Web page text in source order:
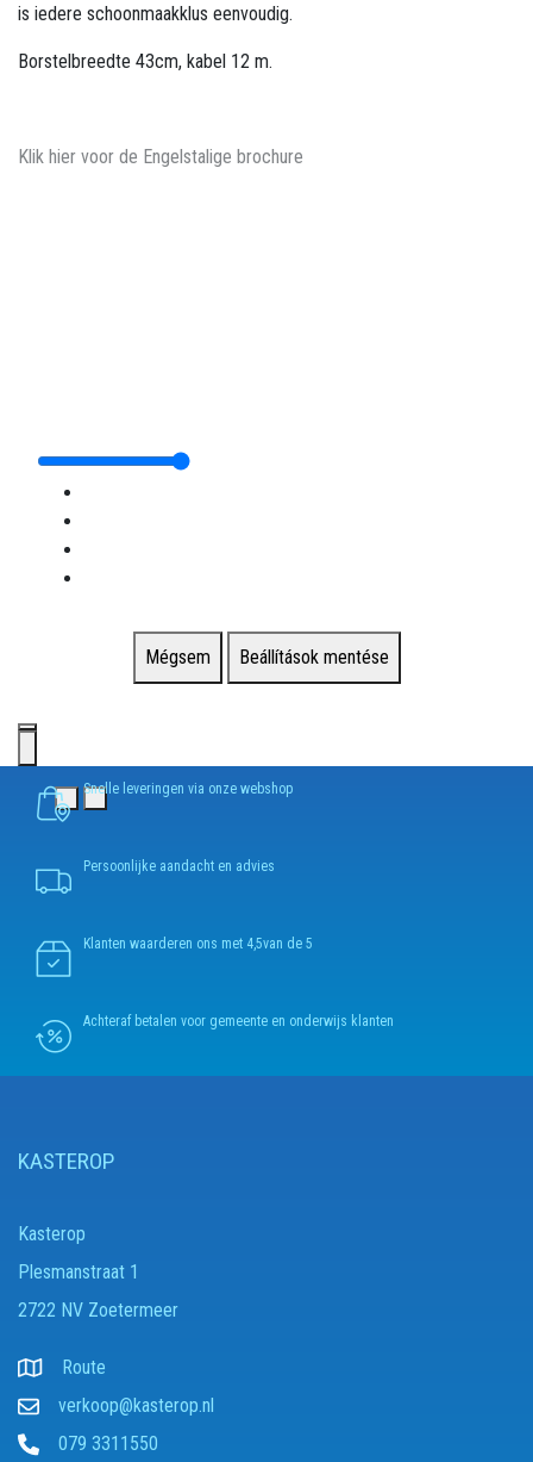
is iedere schoonmaakklus eenvoudig.
Borstelbreedte 43cm, kabel 12 m.
Klik hier voor de Engelstalige brochure
Mégsem Beállítások mentése
Snelle leveringen via onze webshop
Persoonlijke aandacht en advies
Klanten waarderen ons met 4,5van de 5
Achteraf betalen voor gemeente en onderwijs klanten
KASTEROP
Kasterop
Plesmanstraat 1
2722 NV Zoetermeer
Route
verkoop@kasterop.nl
079 3311550